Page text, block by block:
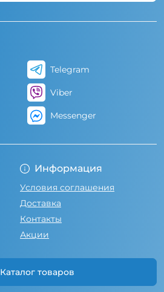
Информация
Условия соглашения
Доставка
Контакты
Акции
Каталог товаров
Telegram
Viber
Messenger